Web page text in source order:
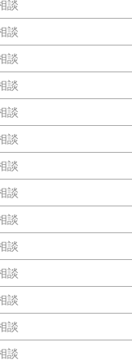
談
談
談
談
談
談
談
談
談
談
談
談
談
談